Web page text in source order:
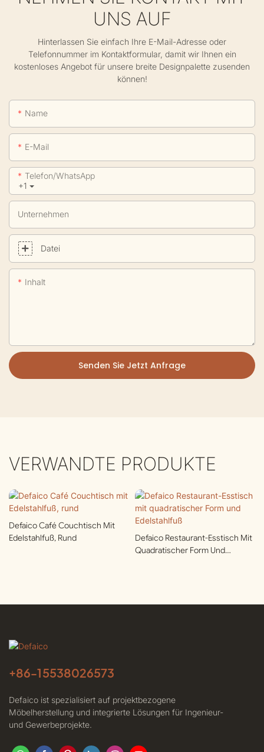
UNS AUF
Hinterlassen Sie einfach Ihre E-Mail-Adresse oder
Telefonnummer im Kontaktformular, damit wir Ihnen ein
kostenloses Angebot für unsere breite Designpalette zusenden
können!
Name
E-Mail
+1
Telefon/WhatsApp
Unternehmen
Datei
Inhalt
Senden Sie Jetzt Anfrage
VERWANDTE PRODUKTE
Defaico Café Couchtisch Mit
Edelstahlfuß, Rund
Defaico Restaurant-Esstisch Mit
Quadratischer Form Und
+86-15538026573
Defaico ist spezialisiert auf projektbezogene
Möbelherstellung und integrierte Lösungen für Ingenieur-
und Gewerbeprojekte.